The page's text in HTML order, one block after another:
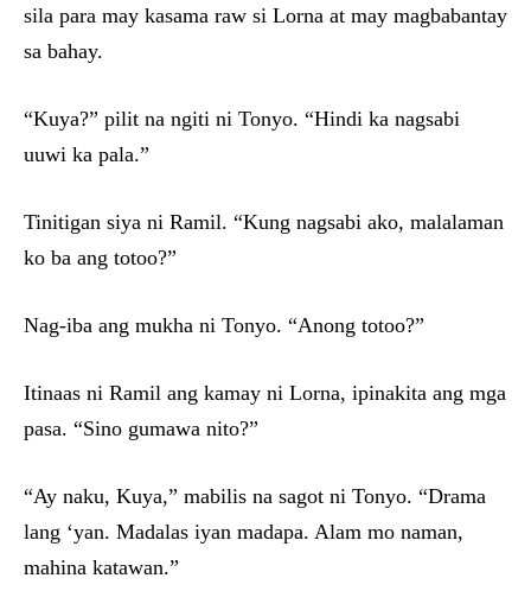
sila para may kasama raw si Lorna at may magbabantay
sa bahay.
“Kuya?” pilit na ngiti ni Tonyo. “Hindi ka nagsabi
uuwi ka pala.”
Tinitigan siya ni Ramil. “Kung nagsabi ako, malalaman
ko ba ang totoo?”
Nag-iba ang mukha ni Tonyo. “Anong totoo?”
Itinaas ni Ramil ang kamay ni Lorna, ipinakita ang mga
pasa. “Sino gumawa nito?”
“Ay naku, Kuya,” mabilis na sagot ni Tonyo. “Drama
lang ‘yan. Madalas iyan madapa. Alam mo naman,
mahina katawan.”